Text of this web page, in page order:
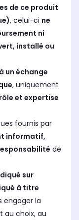
de ce produit
, celui-ci ne
ni
installé ou
un échange
, uniquement
et expertise
fournis par
informatif,
de
sur
à titre
engager la
au choix, au